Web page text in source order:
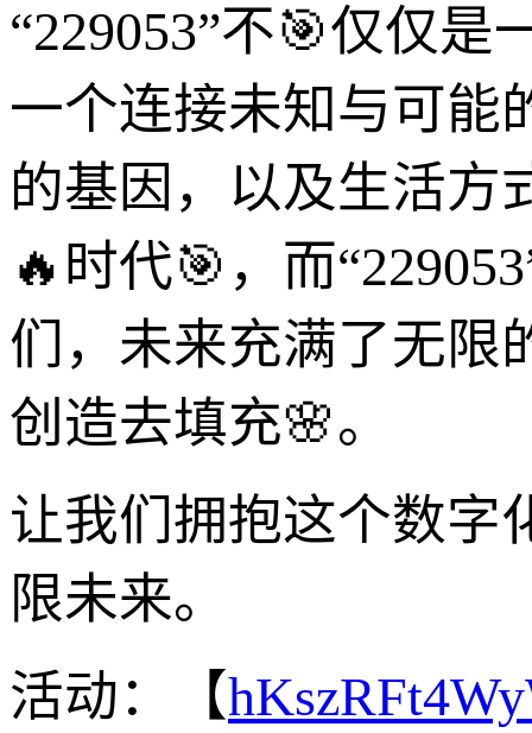
“229053”不🎯仅仅
一个连接未知与可能
的基因，以及生活方
🔥时代🎯，而
们，未来充满了无限
创造去填充🌸。
让我们拥抱这个数字
限未来。
活动：【